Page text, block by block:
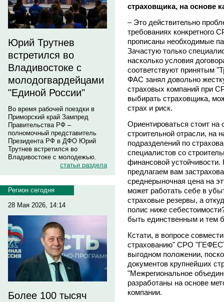
Юрий Трутнев
встретился во
Владивостоке с
молодогвардейцами
"Единой России"
Во время рабочей поездки в
Приморский край Зампред
Правительства РФ –
полномочный представитель
Президента РФ в ДФО Юрий
Трутнев встретился во
Владивостоке с молодежью.
статьи раздела
Регион сегодня
28 Мая 2026, 14:14
Более 100 тысяч
страховщика, на основе
– Это действительно
требованиях конкретного
прописаны необходимые
Зачастую только
насколько условия
соответствуют принятым
ФАС занял довольно
страховых компаний при
выбирать страховщика,
страх и риск.
Ориентироваться стоит
строительной отрасли, на
подразделений по
специалистов со
финансовой
предлагаем вам
среднерыночная цена на
может работать себе в
страховые резервы, а
полис ниже
быть единственным и тем
Кстати, в вопросе
страхованию" СРО
выгодном положении,
документов крупнейших
"Межрегиональное
разработаны на основе
компании.